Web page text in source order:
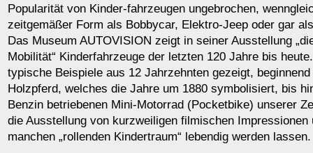
Popularität von Kinder-fahrzeugen ungebrochen,
zeitgemäßer Form als Bobbycar, Elektro-Jeep oder gar
Das Museum AUTOVISION zeigt in seiner Ausstellung
Mobilität“ Kinderfahrzeuge der letzten 120 Jahre bis
typische Beispiele aus 12 Jahrzehnten gezeigt,
Holzpferd, welches die Jahre um 1880 symbolisiert, bis
Benzin betriebenen Mini-Motorrad (Pocketbike) unserer
die Ausstellung von kurzweiligen filmischen Impressionen
manchen „rollenden Kindertraum“ lebendig werden lassen.